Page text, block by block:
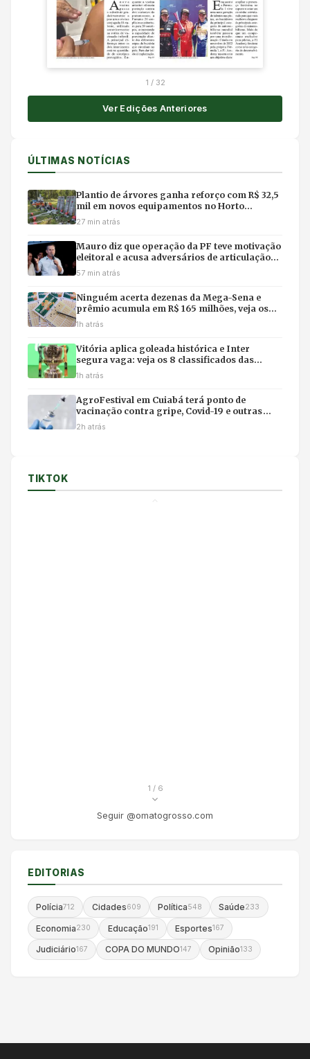
1 / 32
Ver Edições Anteriores
ÚLTIMAS NOTÍCIAS
Plantio de árvores ganha reforço com R$ 32,5
mil em novos equipamentos no Horto
Florestal de Cuiabá
27 min atrás
Mauro diz que operação da PF teve motivação
eleitoral e acusa adversários de articulação
política
57 min atrás
Ninguém acerta dezenas da Mega-Sena e
prêmio acumula em R$ 165 milhões, veja os
números
1h atrás
Vitória aplica goleada histórica e Inter
segura vaga: veja os 8 classificados das
quartas da Copa do Brasil
1h atrás
AgroFestival em Cuiabá terá ponto de
vacinação contra gripe, Covid-19 e outras
doenças no fim de semana
2h atrás
TIKTOK
1 / 6
Seguir @omatogrosso.com
EDITORIAS
Polícia712 Cidades609 Política548 Saúde233
Economia230 Educação191 Esportes167
Judiciário167 COPA DO MUNDO147 Opinião133